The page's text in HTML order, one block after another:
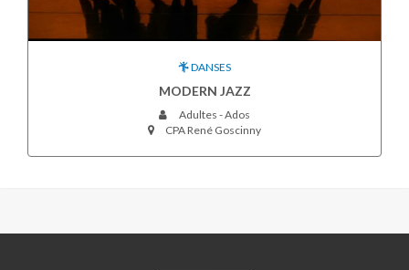
DANSES
MODERN JAZZ
Adultes - Ados
CPA René Goscinny